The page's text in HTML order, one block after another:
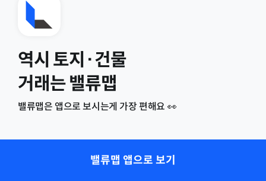
역시 토지·건물
거래는 밸류맵
밸류맵은 앱으로 보시는게 가장 편해요 👀
밸류맵 앱으로 보기